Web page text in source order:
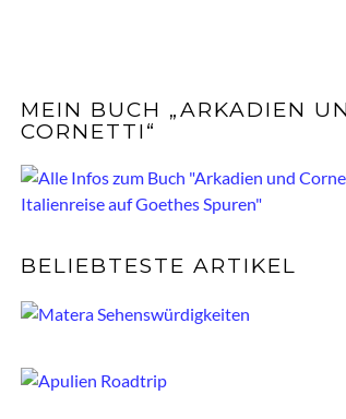
MEIN BUCH „ARKADIEN
CORNETTI“
BELIEBTESTE ARTIKEL